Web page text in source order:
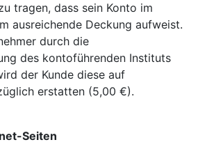
tragen, dass sein Konto im
ausreichende Deckung aufweist.
durch die
des kontoführenden Instituts
der Kunde diese auf
erstatten (5,00 €).
Seiten